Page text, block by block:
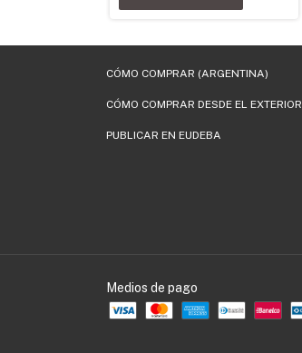
CÓMO COMPRAR (ARGENTINA)
CÓMO COMPRAR DESDE EL EXTERIOR
PUBLICAR EN EUDEBA
Medios de pago